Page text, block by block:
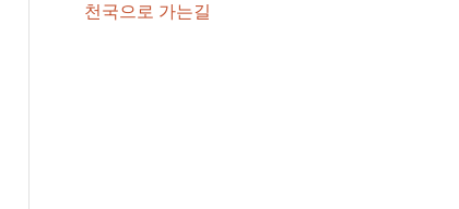
천국으로 가는길